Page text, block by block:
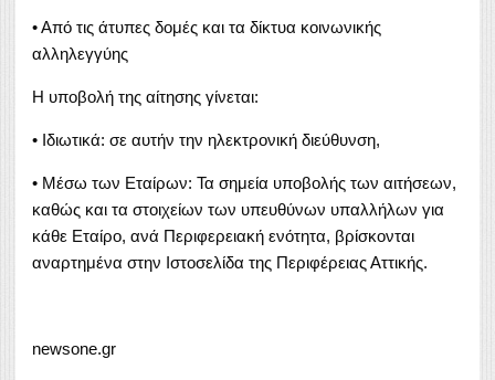
• Από τις άτυπες δομές και τα δίκτυα κοινωνικής
αλληλεγγύης
Η υποβολή της αίτησης γίνεται:
• Ιδιωτικά: σε αυτήν την ηλεκτρονική διεύθυνση,
• Μέσω των Εταίρων: Τα σημεία υποβολής των αιτήσεων,
καθώς και τα στοιχείων των υπευθύνων υπαλλήλων για
κάθε Εταίρο, ανά Περιφερειακή ενότητα, βρίσκονται
αναρτημένα στην Ιστοσελίδα της Περιφέρειας Αττικής.
newsone.gr